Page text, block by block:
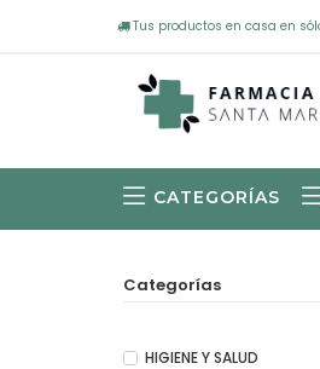
Tus productos en casa en
CATEGORÍAS
Categorías
HIGIENE Y SALUD